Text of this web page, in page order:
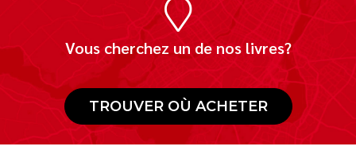
Vous cherchez un de nos livres?
TROUVER OÙ ACHETER